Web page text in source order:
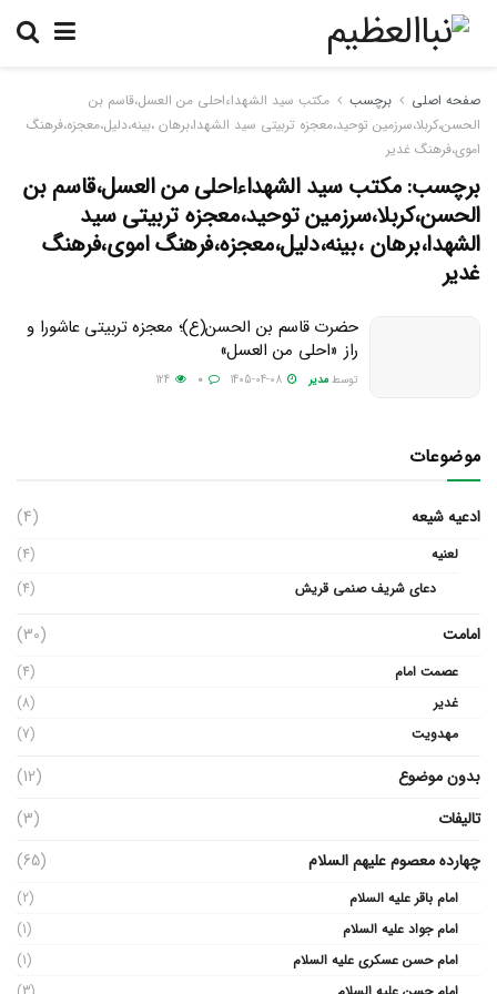
صفحه اصلی برچسب
مکتب سید الشهداءاحلی من العسل،قاسم بن
الحسن،کربلا،سرزمین توحید،معجزه تربیتی سید الشهدا،برهان ،بینه،دلیل،معجزه،فرهنگ
اموی،فرهنگ غدیر
برچسب:مکتب سید الشهداءاحلی من العسل،قاسم بن
الحسن،کربلا،سرزمین توحید،معجزه تربیتی سید
الشهدا،برهان ،بینه،دلیل،معجزه،فرهنگ اموی،فرهنگ
غدیر
حضرت قاسم بن الحسن(ع)؛ معجزه تربیتی عاشورا و
راز «احلی من العسل»
توسط مدیر
موضوعات
ادعیه شیعه (4)
لعنیه
(4)
دعای شریف صنمی قریش
(4)
امامت (30)
عصمت امام
(4)
غدیر
(8)
مهدویت
(7)
بدون موضوع
(12)
تالیفات
(3)
چهارده معصوم علیهم السلام
(65)
امام باقر علیه السلام
(2)
امام جواد علیه السلام
(1)
امام حسن عسکری علیه السلام
(1)